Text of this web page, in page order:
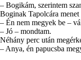
– Bogikám, szerintem
Boginak Tapolcára menet
– Én nem megyek be –
– Jó – mondtam.
Néhány perc után
– Anya, én papucsba